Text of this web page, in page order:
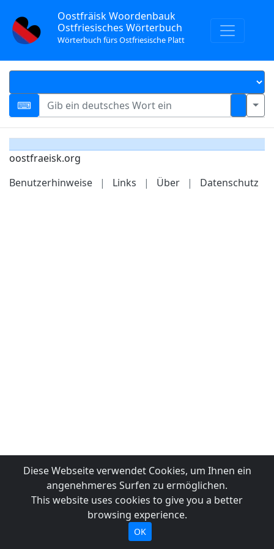
Oostfräisk Woordenbauk
Ostfriesisches Wörterbuch
Wörterbuch fürs Ostfriesische Platt
oostfraeisk.org
Benutzerhinweise
| Links | Über | Datenschutz
Diese Webseite verwendet Cookies, um Ihnen ein
angenehmeres Surfen zu ermöglichen.
This website uses cookies to give you a better
browsing experience.
OK